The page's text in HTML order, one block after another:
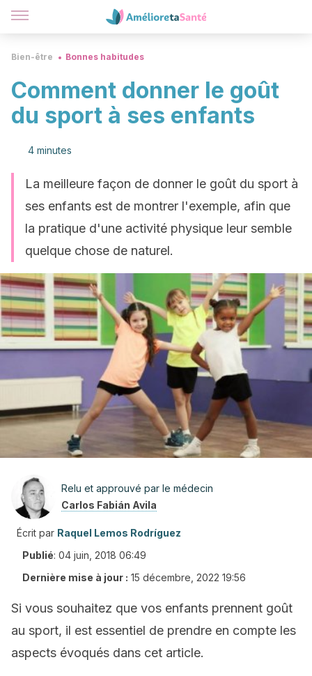
Bien-être Bonnes habitudes
Comment donner le goût
du sport à ses enfants
4 minutes
La meilleure façon de donner le goût du sport à
ses enfants est de montrer l'exemple, afin que
la pratique d'une activité physique leur semble
quelque chose de naturel.
Relu et approuvé par le médecin
Carlos Fabián Avila
Écrit par Raquel Lemos Rodríguez
Publié: 04 juin, 2018 06:49
Dernière mise à jour : 15 décembre, 2022 19:56
Si vous souhaitez que vos enfants prennent goût
au sport, il est essentiel de prendre en compte les
aspects évoqués dans cet article.